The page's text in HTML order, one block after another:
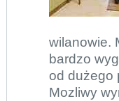
wilanowie.
bardzo
od dużego
Mozliwy